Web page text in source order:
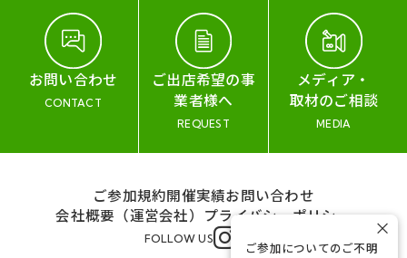
お問い合わせ
CONTACT
ご出店希望の事
業者様へ
REQUEST
メディア・
取材のご相談
MEDIA
ご参加規約開催実績お問い合わせ
会社概要（運営会社） プライバシーポリシー
FOLLOW US
ご参加についてのご不明
×